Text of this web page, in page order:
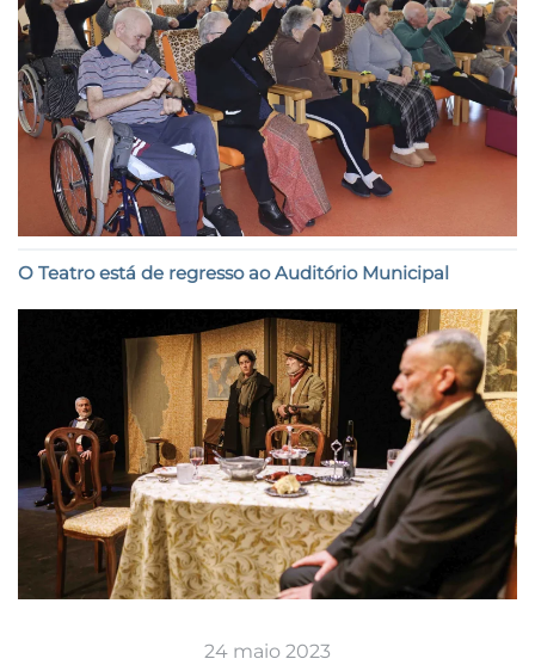
O Teatro está de regresso ao Auditório Municipal
24 maio 2023